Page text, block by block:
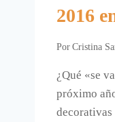
2016
Por Cristina
¿Qué «se
próximo
decorativas